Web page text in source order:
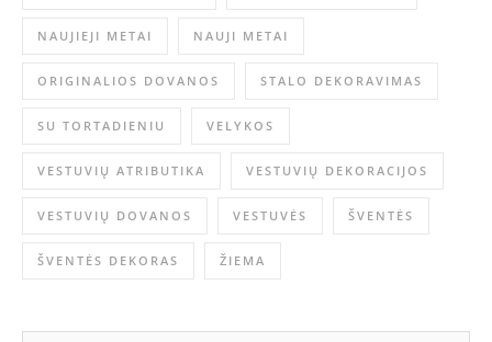
NAUJIEJI METAI NAUJI METAI
ORIGINALIOS DOVANOS STALO DEKORAVIMAS
SU TORTADIENIU VELYKOS
VESTUVIŲ ATRIBUTIKA VESTUVIŲ DEKORACIJOS
VESTUVIŲ DOVANOS VESTUVĖS ŠVENTĖS
ŠVENTĖS DEKORAS ŽIEMA